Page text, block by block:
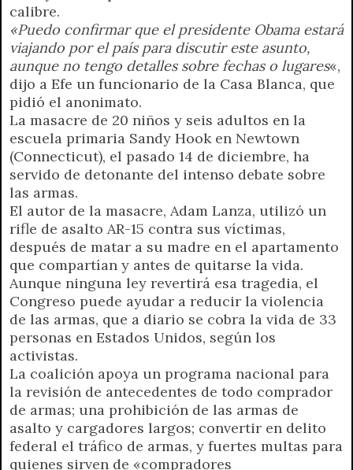
calibre.
«Puedo confirmar que el presidente Obama estará
viajando por el país para discutir este asunto,
aunque no tengo detalles sobre fechas o lugares«,
dijo a Efe un funcionario de la Casa Blanca, que
pidió el anonimato.
La masacre de 20 niños y seis adultos en la
escuela primaria Sandy Hook en Newtown
(Connecticut), el pasado 14 de diciembre, ha
servido de detonante del intenso debate sobre
las armas.
El autor de la masacre, Adam Lanza, utilizó un
rifle de asalto AR-15 contra sus víctimas,
después de matar a su madre en el apartamento
que compartían y antes de quitarse la vida.
Aunque ninguna ley revertirá esa tragedia, el
Congreso puede ayudar a reducir la violencia
de las armas, que a diario se cobra la vida de 33
personas en Estados Unidos, según los
activistas.
La coalición apoya un programa nacional para
la revisión de antecedentes de todo comprador
de armas; una prohibición de las armas de
asalto y cargadores largos; convertir en delito
federal el tráfico de armas, y fuertes multas para
quienes sirven de «compradores